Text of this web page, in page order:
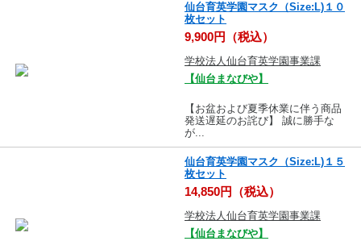
仙台育英学園マスク（Size:L)１０
枚セット
9,900円（税込）
学校法人仙台育英学園事業課
【仙台まなびや】
【お盆および夏季休業に伴う商品
発送遅延のお詫び】 誠に勝手な
が...
仙台育英学園マスク（Size:L)１５
枚セット
14,850円（税込）
学校法人仙台育英学園事業課
【仙台まなびや】